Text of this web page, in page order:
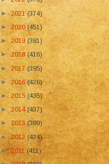
►2021(374)
►2020(451)
►2019(381)
►2018(416)
►2017 (395)
► 2016 (426)
►2015 (435)
►2014(437)
►2013(389)
►2012(424)
►2011(411)